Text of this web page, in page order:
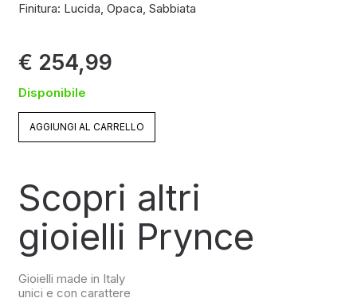
Finitura: Lucida, Opaca, Sabbiata
€ 254,99
Disponibile
Laurel
AGGIUNGI AL CARRELLO
Scopri altri
gioielli Prynce
Gioielli made in Italy
unici e con carattere